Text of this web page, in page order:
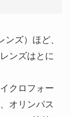
ズ）ほど、
ンズはとに
クロフォー
オリンパス